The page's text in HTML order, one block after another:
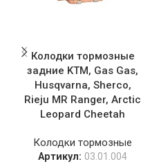
Колодки тормозные
задние KTM, Gas Gas,
Husqvarna, Sherco,
Rieju MR Ranger, Arctic
Leopard Cheetah
Колодки тормозные
Артикул: 03.01.004